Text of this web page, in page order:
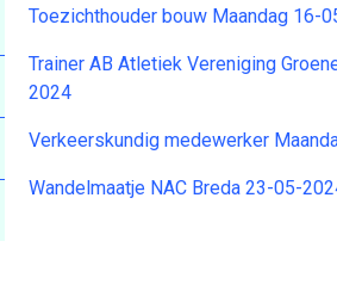
Toezichthouder bouw Maandag 16-
Trainer AB Atletiek Vereniging
2024
Verkeerskundig medewerker
Wandelmaatje NAC Breda 23-05-